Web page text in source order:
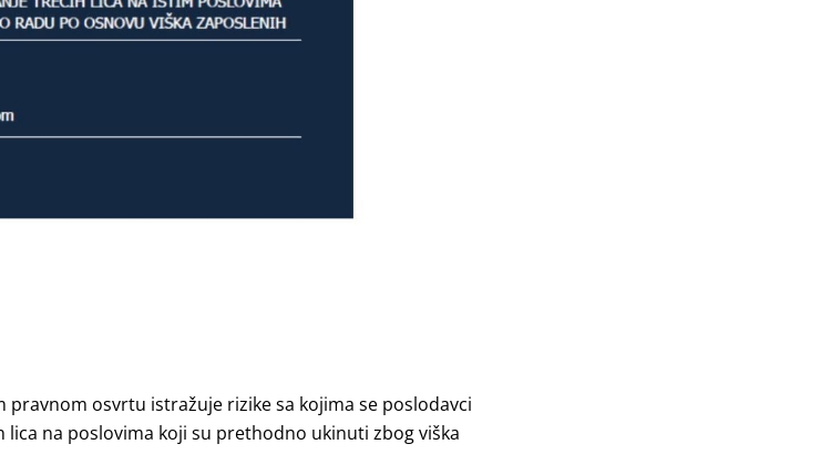
pravnom osvrtu istražuje rizike sa kojima se poslodavci
na poslovima koji su prethodno ukinuti zbog viška